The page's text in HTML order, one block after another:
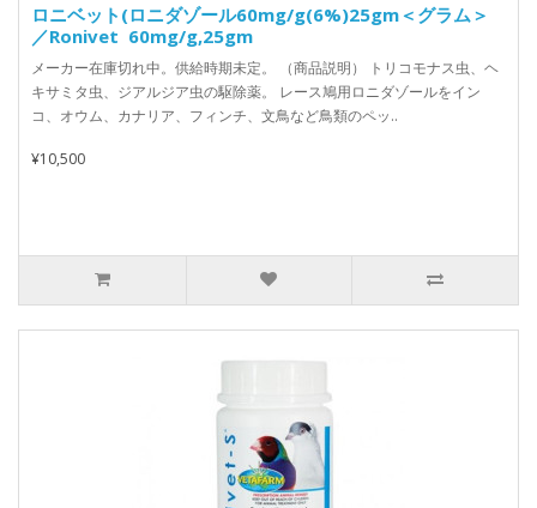
ロニベット(ロニダゾール60mg/g(6%)25gm＜グラム＞
／Ronivet 60mg/g,25gm
メーカー在庫切れ中。供給時期未定。 （商品説明） トリコモナス虫、ヘ
キサミタ虫、ジアルジア虫の駆除薬。 レース鳩用ロニダゾールをイン
コ、オウム、カナリア、フィンチ、文鳥など鳥類のペッ..
¥10,500